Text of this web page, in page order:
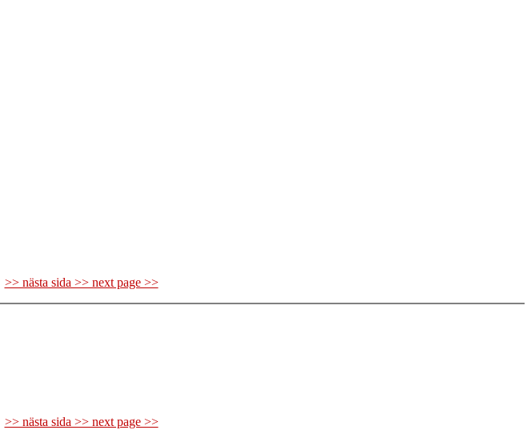
>> nästa sida >> next page >>
>> nästa sida >> next page >>